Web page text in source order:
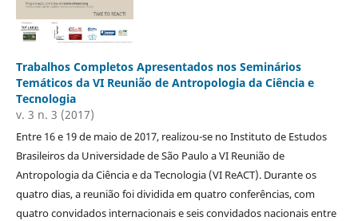
Trabalhos Completos Apresentados nos Seminários
Temáticos da VI Reunião de Antropologia da Ciência e
Tecnologia
v. 3 n. 3 (2017)
Entre 16 e 19 de maio de 2017, realizou-se no Instituto de Estudos
Brasileiros da Universidade de São Paulo a VI Reunião de
Antropologia da Ciência e da Tecnologia (VI ReACT). Durante os
quatro dias, a reunião foi dividida em quatro conferências, com
quatro convidados internacionais e seis convidados nacionais entre